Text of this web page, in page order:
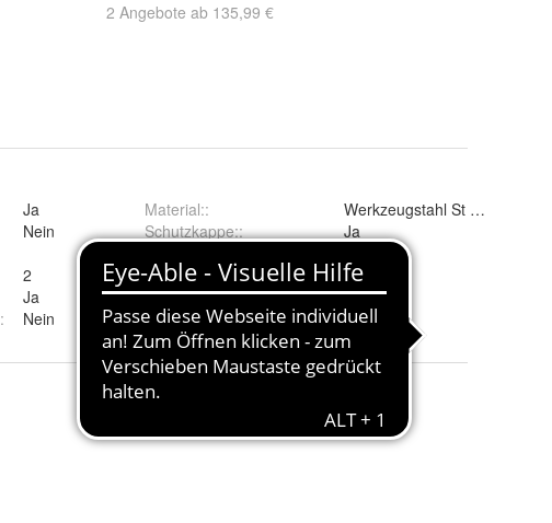
2 Angebote ab 135,99 €
Ja
Nein
2
Ja
: Nein
Material::
Werkzeugstahl St 52-3
Schutzkappe::
Ja
Elektrosatz:: 13 polig